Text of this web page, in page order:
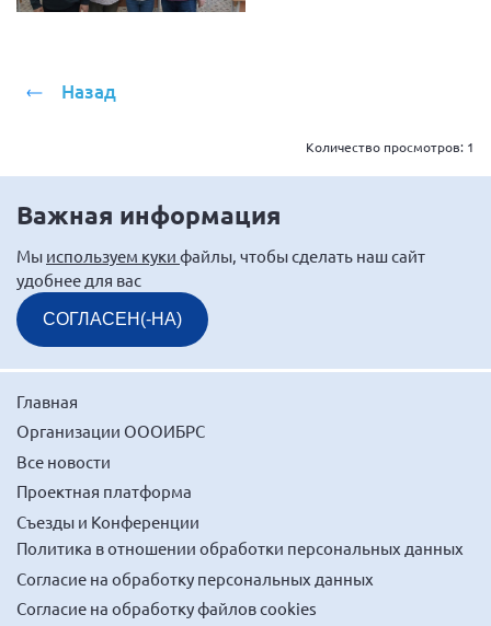
Тульская область
Челябинская область
Назад
Количество просмотров: 1
Важная информация
Мы используем куки файлы, чтобы сделать наш сайт
удобнее для вас
СОГЛАСЕН(-НА)
Главная
Организации ОООИБРС
Все новости
Проектная платформа
Съезды и Конференции
Политика в отношении обработки персональных данных
Согласие на обработку персональных данных
Согласие на обработку файлов cookies